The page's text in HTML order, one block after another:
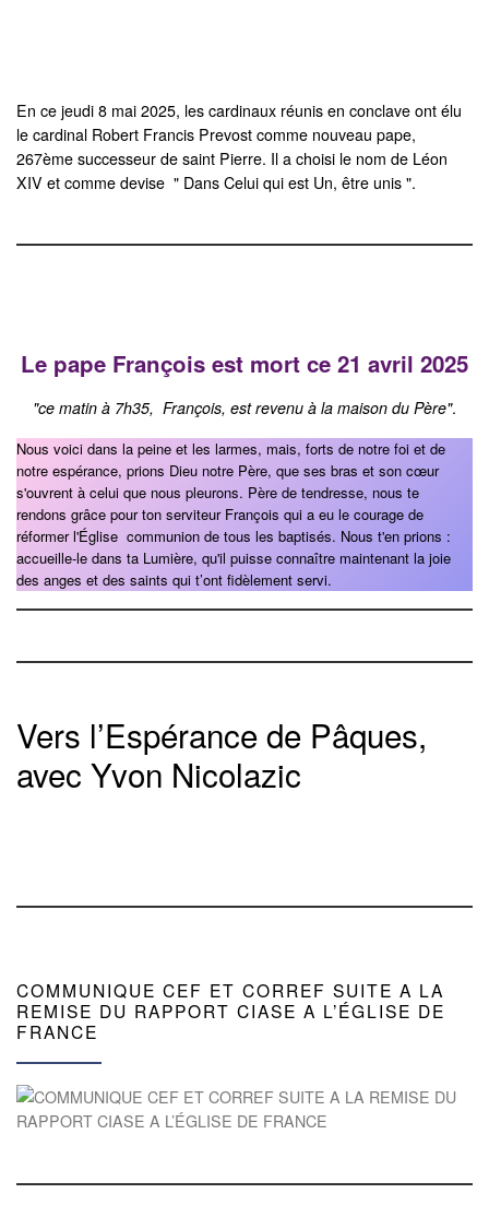
En ce jeudi 8 mai 2025, les cardinaux réunis en conclave ont élu
le cardinal Robert Francis Prevost comme nouveau pape,
267ème successeur de saint Pierre. Il a choisi le nom de Léon
XIV et comme devise " Dans Celui qui est Un, être unis ".
Le pape François est mort ce 21 avril 2025
"ce matin à 7h35, François, est revenu à la maison du Père".
Nous voici dans la peine et les larmes, mais, forts de notre foi et de
notre espérance, prions Dieu notre Père, que ses bras et son cœur
s'ouvrent à celui que nous pleurons. Père de tendresse, nous te
rendons grâce pour ton serviteur François qui a eu le courage de
réformer l'Église communion de tous les baptisés. Nous t'en prions :
accueille-le dans ta Lumière, qu'il puisse connaître maintenant la joie
des anges et des saints qui t’ont fidèlement servi.
Vers l’Espérance de Pâques,
avec Yvon Nicolazic
COMMUNIQUE CEF ET CORREF SUITE A LA
REMISE DU RAPPORT CIASE A L’ÉGLISE DE
FRANCE